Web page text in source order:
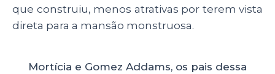
que construiu, menos atrativas por terem vista
direta para a mansão monstruosa.
Mortícia e Gomez Addams, os pais dessa